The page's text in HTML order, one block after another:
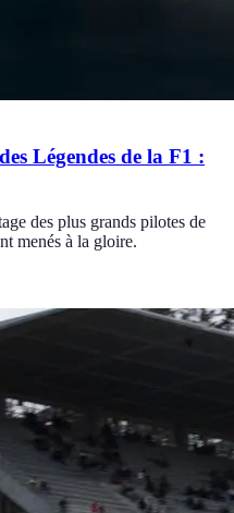
Légendes de la F1 :
des plus grands pilotes de
menés à la gloire.